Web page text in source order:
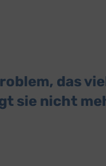
das
sie nicht